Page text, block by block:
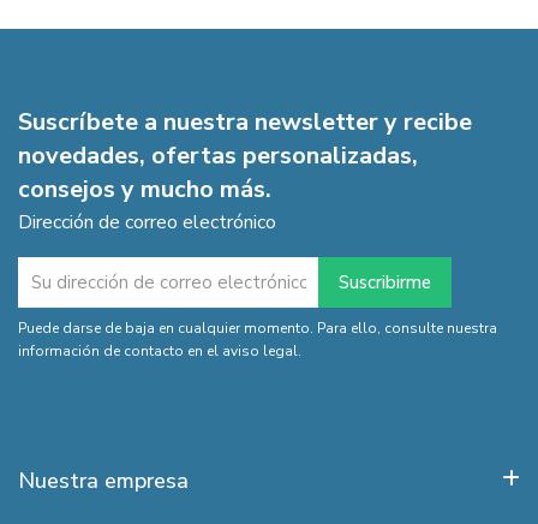
Suscríbete a nuestra newsletter y recibe
novedades, ofertas personalizadas,
consejos y mucho más.
Dirección de correo electrónico
Puede darse de baja en cualquier momento. Para ello, consulte nuestra
información de contacto en el aviso legal.
Nuestra empresa